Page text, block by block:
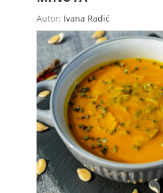
Autor: Ivana Radić